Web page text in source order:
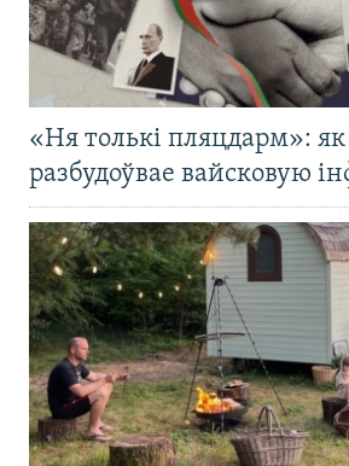
«Ня толькі пляцдарм»: як
разбудоўвае вайсковую